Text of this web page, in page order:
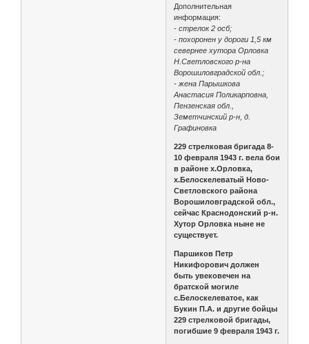
Дополнительная
информация:
- стрелок 2 осб;
- похоронен у дороги 1,5 км
севернее хутора Орловка
Н.Светловского р-на
Ворошиловградской обл.;
- жена Парышкова
Анастасия Поликарповна,
Пензенская обл.,
Земетчинский р-н, д.
Графиновка
229 стрелковая бригада 8-
10 февраля 1943 г. вела бои
в районе х.Орловка,
х.Белоскелеватый Ново-
Светловского района
Ворошиловградской обл.,
сейчас Краснодонский р-н.
Хутор Орловка ныне не
существует.
Паршиков Петр
Никифорович должен
быть увековечен на
братской могиле
с.Белоскелеватое, как
Букин П.А. и другие бойцы
229 стрелковой бригады,
погибшие 9 февраля 1943 г.